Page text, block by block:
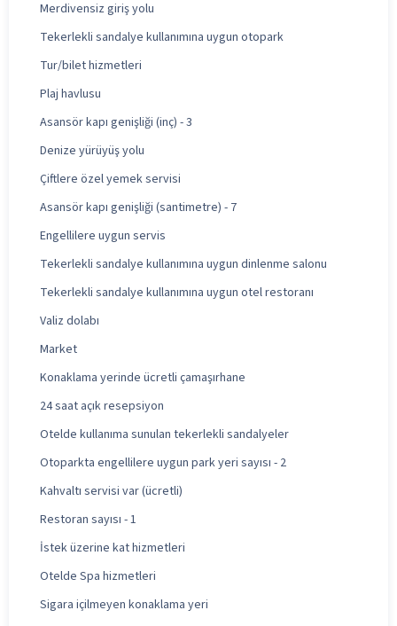
Merdivensiz giriş yolu
Tekerlekli sandalye kullanımına uygun otopark
Tur/bilet hizmetleri
Plaj havlusu
Asansör kapı genişliği (inç) - 3
Denize yürüyüş yolu
Çiftlere özel yemek servisi
Asansör kapı genişliği (santimetre) - 7
Engellilere uygun servis
Tekerlekli sandalye kullanımına uygun dinlenme salonu
Tekerlekli sandalye kullanımına uygun otel restoranı
Valiz dolabı
Market
Konaklama yerinde ücretli çamaşırhane
24 saat açık resepsiyon
Otelde kullanıma sunulan tekerlekli sandalyeler
Otoparkta engellilere uygun park yeri sayısı - 2
Kahvaltı servisi var (ücretli)
Restoran sayısı - 1
İstek üzerine kat hizmetleri
Otelde Spa hizmetleri
Sigara içilmeyen konaklama yeri